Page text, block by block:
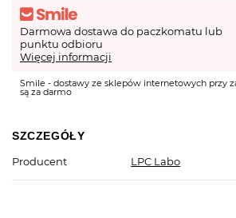
Darmowa dostawa do paczkomatu lub
punktu odbioru
Więcej informacji
Smile - dostawy ze sklepów internetowych przy
są za darmo
SZCZEGÓŁY
Producent
LPC Labo